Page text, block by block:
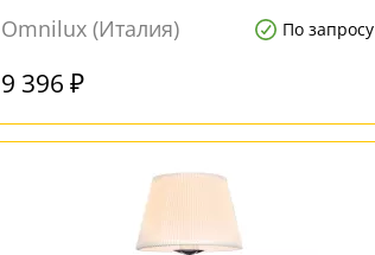
Omnilux (Италия)
По запросу
9 396 ₽